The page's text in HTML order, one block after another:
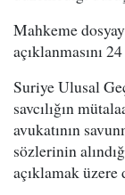
Mahkeme
açıklanmasını
Suriye Ulusal
savcılığın
avukatının
sözlerinin
açıklamak